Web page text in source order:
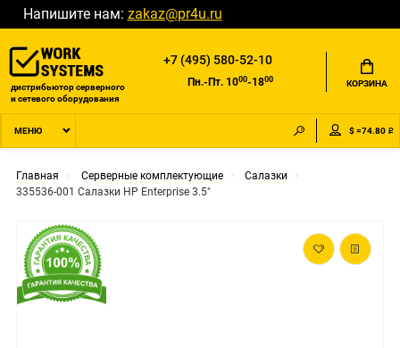
Напишите нам: zakaz@pr4u.ru
дистрибьютор серверного
и сетевого оборудования
+7 (495) 580-52-10
Пн.-Пт. 1000-1800 КОРЗИНА
МЕНЮ $ =74.80 ₽
Главная Серверные комплектующие
Салазки
335536-001 Салазки HP Enterprise 3.5"